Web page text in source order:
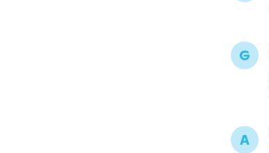
G
A